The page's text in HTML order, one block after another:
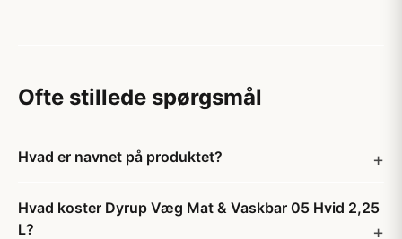
Ofte stillede spørgsmål
Hvad er navnet på produktet?
Hvad koster Dyrup Væg Mat & Vaskbar 05 Hvid 2,25
L?